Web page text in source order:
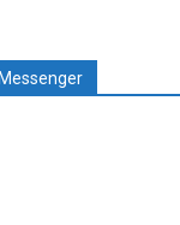
Messenger